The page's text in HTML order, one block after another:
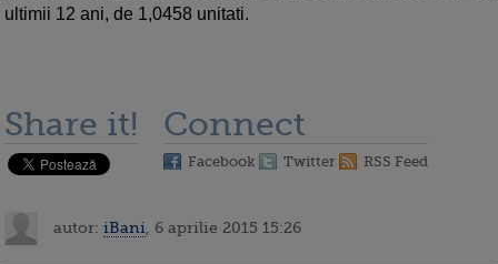
ultimii 12 ani, de 1,0458 unitati.
Share it! Connect
Facebook Twitter RSS Feed
autor: iBani , 6 aprilie 2015 15:26